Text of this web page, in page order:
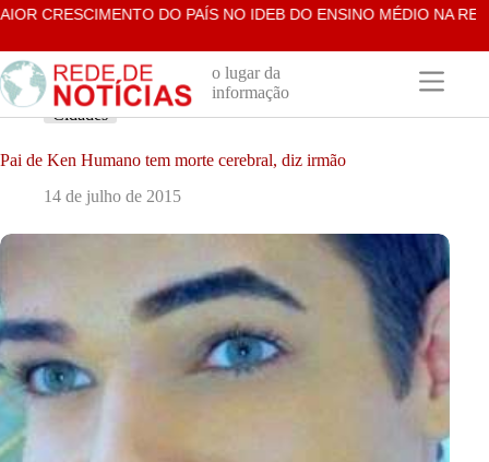
Pular
o
conteúdo
CRESCIMENTO DO PAÍS NO IDEB DO ENSINO MÉDIO NA REDE
o lugar da
informação
Cidades
Pai de Ken Humano tem morte cerebral, diz irmão
14 de julho de 2015